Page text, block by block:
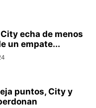
echa de menos
un empate...
puntos, City y